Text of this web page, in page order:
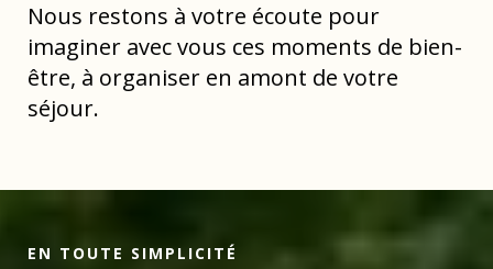
Nous restons à votre écoute pour
imaginer avec vous ces moments de bien-
être, à organiser en amont de votre
séjour.
EN TOUTE SIMPLICITÉ